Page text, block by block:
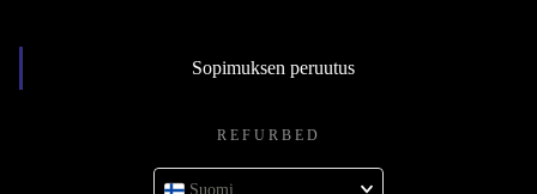
Sopimuksen peruutus
REFURBED
Suomi